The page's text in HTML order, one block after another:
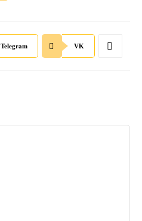
Telegram VK